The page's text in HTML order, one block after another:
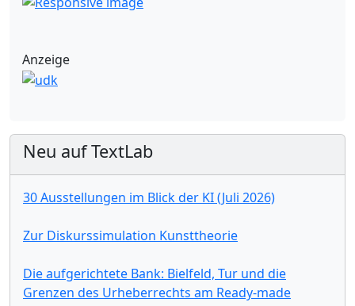
Anzeige
Neu auf TextLab
30 Ausstellungen im Blick der KI (Juli 2026)
Zur Diskurssimulation Kunsttheorie
Die aufgerichtete Bank: Bielfeld, Tur und die
Grenzen des Urheberrechts am Ready-made